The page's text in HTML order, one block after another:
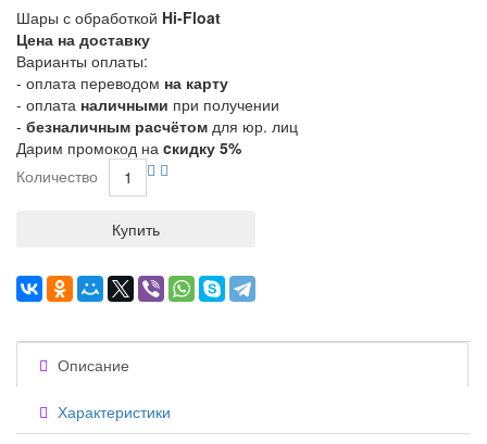
Шары с обработкой Hi-Float
Цена на доставку
Варианты оплаты:
- оплата переводом на карту
- оплата наличными при получении
- безналичным расчётом для юр. лиц
Дарим промокод на cкидку 5%
Количество
Купить
Описание
Характеристики